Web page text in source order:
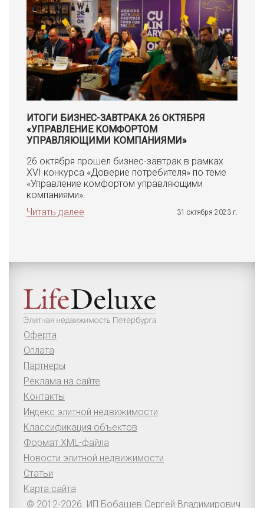
ИТОГИ БИЗНЕС-ЗАВТРАКА 26 ОКТЯБРЯ
«УПРАВЛЕНИЕ КОМФОРТОМ
УПРАВЛЯЮЩИМИ КОМПАНИЯМИ»
26 октября прошел бизнес-завтрак в рамках
XVI конкурса «Доверие потребителя» по теме
«Управление комфортом управляющими
компаниями».
Читать далее
31 октября 2023 г.
Оферта
Оплата
Партнеры
Реклама на сайте
Контакты
Индекс элитной недвижимости
Классификация объектов
Формат XML-файла
Новости элитной недвижимости
Статьи
Карта сайта
© 2012-2026. ИП Бобашев Сергей Владимирович